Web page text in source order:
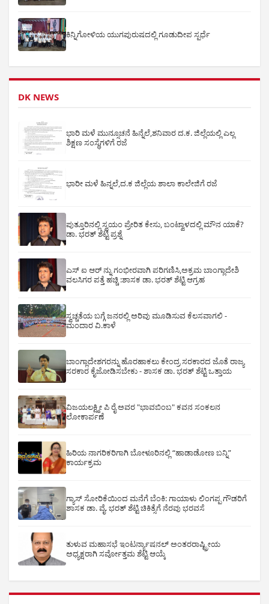
ಕಿನ್ನಿಗೋಳಿಯ ಯುಗಪುರುಷದಲ್ಲಿ ಗೂಡುದೀಪ ಸ್ಪರ್ಧೆ
DK NEWS
ಭಾರಿ ಮಳೆ ಮುನ್ಸೂಚನೆ ಹಿನ್ನೆಲೆ,ಶನಿವಾರ ದ.ಕ. ಜಿಲ್ಲೆಯಲ್ಲಿ ಎಲ್ಲ
ಶಿಕ್ಷಣ ಸಂಸ್ಥೆಗಳಿಗೆ ರಜೆ
ಭಾರೀ ಮಳೆ ಹಿನ್ನಲೆ,ದ.ಕ ಜಿಲ್ಲೆಯ ಶಾಲಾ ಕಾಲೇಜಿಗೆ ರಜೆ
ಪುತ್ತೂರಿನಲ್ಲಿ ಸ್ವಯಂ ಪ್ರೇರಿತ ಕೇಸು, ಬಂಟ್ವಾಳದಲ್ಲಿ ಮೌನ ಯಾಕೆ?
ಡಾ. ಭರತ್ ಶೆಟ್ಟಿ ಪ್ರಶ್ನೆ
ಎಸ್ ಐ ಆರ್ ನ್ನು ಗಂಭೀರವಾಗಿ ಪರಿಗಣಿಸಿ,ಅಕ್ರಮ ಬಾಂಗ್ಲಾದೇಶಿ
ವಲಸಿಗರ ಪತ್ತೆ ಹಚ್ಚಿ :ಶಾಸಕ ಡಾ. ಭರತ್ ಶೆಟ್ಟಿ ಆಗ್ರಹ
ಸ್ವಚ್ಚತೆಯ ಬಗ್ಗೆ ಜನರಲ್ಲಿ ಅರಿವು ಮೂಡಿಸುವ ಕೆಲಸವಾಗಲಿ -
ಮಂದಾರ ವಿ.ಕಾಳೆ
ಬಾಂಗ್ಲಾದೇಶಗರನ್ನು ಹೊರಹಾಕಲು ಕೇಂದ್ರ ಸರಕಾರದ ಜೊತೆ ರಾಜ್ಯ
ಸರಕಾರ ಕೈಜೋಡಿಸಬೇಕು - ಶಾಸಕ ಡಾ. ಭರತ್ ಶೆಟ್ಟಿ ಒತ್ತಾಯ
ವಿಜಯಲಕ್ಷ್ಮೀ ಪಿ ರೈ ಅವರ "ಭಾವಬಿಂಬ" ಕವನ ಸಂಕಲನ
ಲೋಕಾರ್ಪಣೆ
ಹಿರಿಯ ನಾಗರಿಕರಿಗಾಗಿ ಬೋಳೂರಿನಲ್ಲಿ “ಹಾಡಾಡೋಣ ಬನ್ನಿ”
ಕಾರ್ಯಕ್ರಮ
ಗ್ಯಾಸ್ ಸೋರಿಕೆಯಿಂದ ಮನೆಗೆ ಬೆಂಕಿ: ಗಾಯಾಳು ಲಿಂಗಪ್ಪ ಗೌಡರಿಗೆ
ಶಾಸಕ ಡಾ. ವೈ. ಭರತ್ ಶೆಟ್ಟಿ ಚಿಕಿತ್ಸೆಗೆ ನೆರವು ಭರವಸೆ
ತುಳುವ ಮಹಾಸಭೆ ಇಂಟರ್ನ್ಯಾಷನಲ್ ಅಂತರರಾಷ್ಟ್ರೀಯ
ಅಧ್ಯಕ್ಷರಾಗಿ ಸರ್ವೋತ್ತಮ ಶೆಟ್ಟಿ ಆಯ್ಕೆ